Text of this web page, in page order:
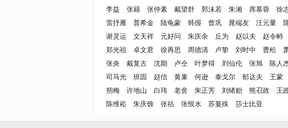
李益
张籍 张仲素 戴望舒 郭沫若 朱湘 席慕蓉 徐
雷抒雁
普希金 陆龟蒙 韩偓 曾巩 晁端友 汪元量
谢灵运
文天祥 元好问 朱庆余 丘为 赵以夫 赵令畤
郑光祖
卓文君 徐再思 周德清 卢挚 刘时中 曹松
张炎
戴复古 沈期 卢仝 叶梦得 刘仙伦 张旭 陈人
司马光
班固 赵佶 黄巢 何逊 泰戈尔 郁达夫 王蒙
朔梅
许地山 白玮 老舍 朱正芳 刘绪贻 熊召政 王
陈维崧
朱庆馀 张祜 张恨水 苏曼殊 莎士比亚